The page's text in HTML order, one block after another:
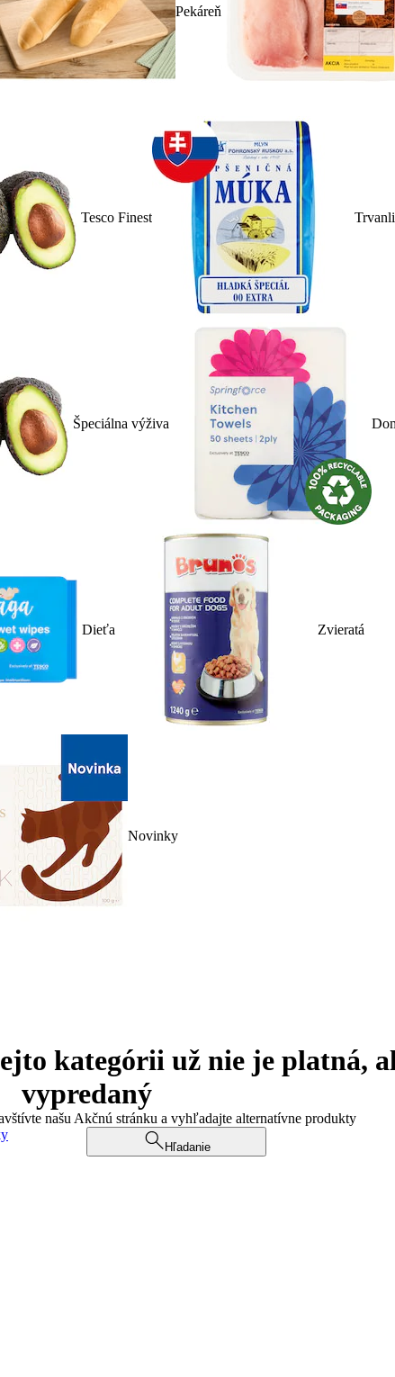
Pekáreň
Tesco Finest
Špeciálna výživa
Dieťa Zvieratá
Novinky
kategórii už nie je platná,
vypredaný
našu Akčnú stránku a vyhľadajte alternatívne produkty
Hľadanie